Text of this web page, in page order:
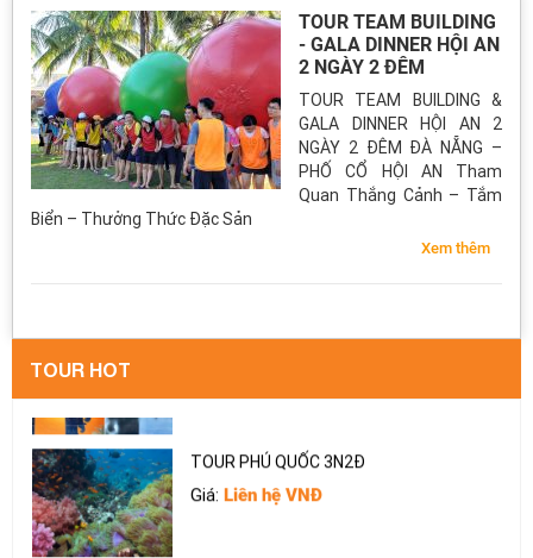
TOUR TEAM BUILDING
- GALA DINNER HỘI AN
2 NGÀY 2 ĐÊM
TOUR TEAM BUILDING &
GALA DINNER HỘI AN 2
NGÀY 2 ĐÊM ĐÀ NẴNG –
PHỐ CỔ HỘI AN Tham
Quan Thắng Cảnh – Tắm
Biển – Thưởng Thức Đặc Sản
Xem thêm
TOUR HOT
Giá:2,598,000 VNĐ
TOUR PHÚ YÊN 3N3Đ Ô TÔ
Giá:3,790,000 VNĐ
TOUR ĐÀ LẠT 3 Ngày 2 Đêm
Giá:
TOUR PHÚ QUỐC 3N2Đ